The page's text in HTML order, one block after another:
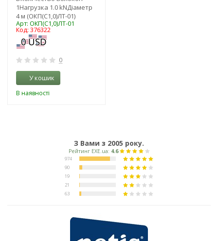
1Нагрузка 1.0 kNДіаметр
4 м (ОКП(С1,0)ЛТ-01)
Арт: ОКП(С1,0)ЛТ-01
Код: 376322
0
У кошик
В наявності
З Вами з 2005 року.